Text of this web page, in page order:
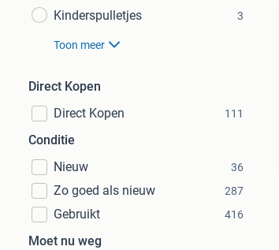
Kinderspulletjes 3
Toon meer
Direct Kopen
Direct Kopen
111
Conditie
Nieuw
36
Zo goed als nieuw 287
Gebruikt 416
Moet nu weg